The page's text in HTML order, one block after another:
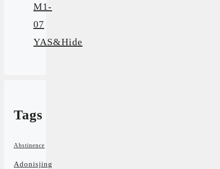
M1-
07
YAS&Hide
Tags
Abstinence
Adonisjing